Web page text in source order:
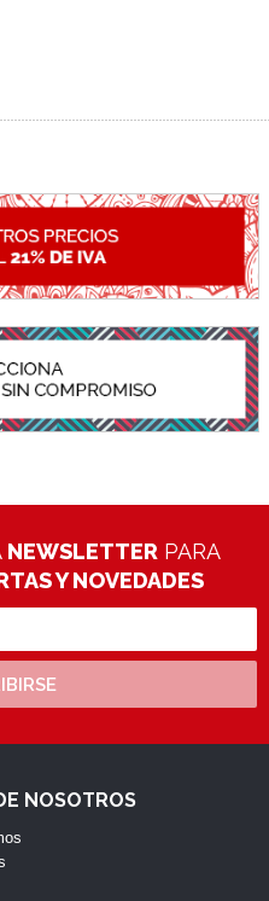
NEWSLETTER PARA
Y NOVEDADES
NOSOTROS